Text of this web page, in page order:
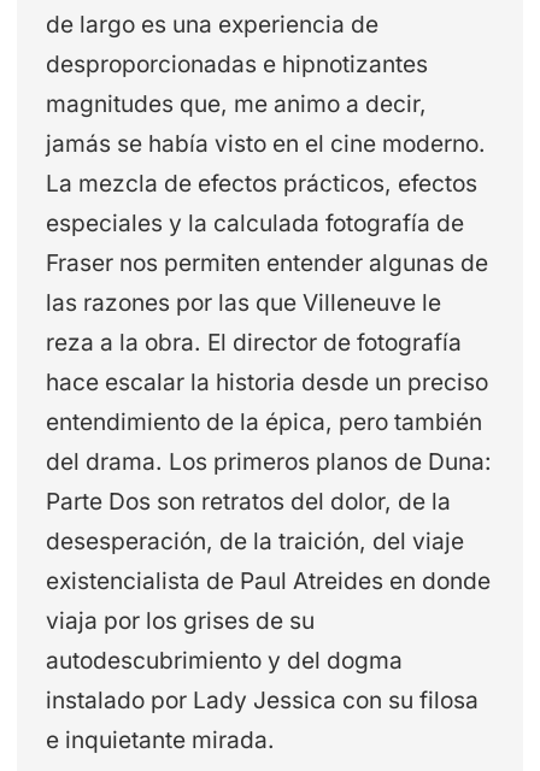
de largo es una experiencia de
desproporcionadas e hipnotizantes
magnitudes que, me animo a decir,
jamás se había visto en el cine moderno.
La mezcla de efectos prácticos, efectos
especiales y la calculada fotografía de
Fraser nos permiten entender algunas de
las razones por las que Villeneuve le
reza a la obra. El director de fotografía
hace escalar la historia desde un preciso
entendimiento de la épica, pero también
del drama. Los primeros planos de Duna:
Parte Dos son retratos del dolor, de la
desesperación, de la traición, del viaje
existencialista de Paul Atreides en donde
viaja por los grises de su
autodescubrimiento y del dogma
instalado por Lady Jessica con su filosa
e inquietante mirada.